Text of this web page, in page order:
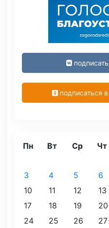
подписаться
Пн Вт Ср Чт
3
4 5 6
10
11 12 13
17
18 19 20
24
25 26 27